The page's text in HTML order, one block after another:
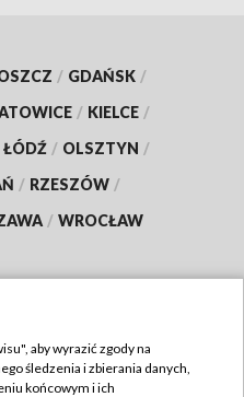
/ GDAŃSK /
/ KIELCE /
ŁÓDŹ / OLSZTYN /
/ RZESZÓW /
/ WROCŁAW
aby wyrazić zgody na
śledzenia i zbierania danych,
końcowym i ich